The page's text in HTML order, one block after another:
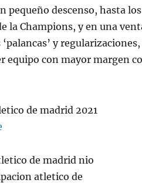
pequeño descenso, hasta
la Champions, y en una
y
equipo con mayor margen